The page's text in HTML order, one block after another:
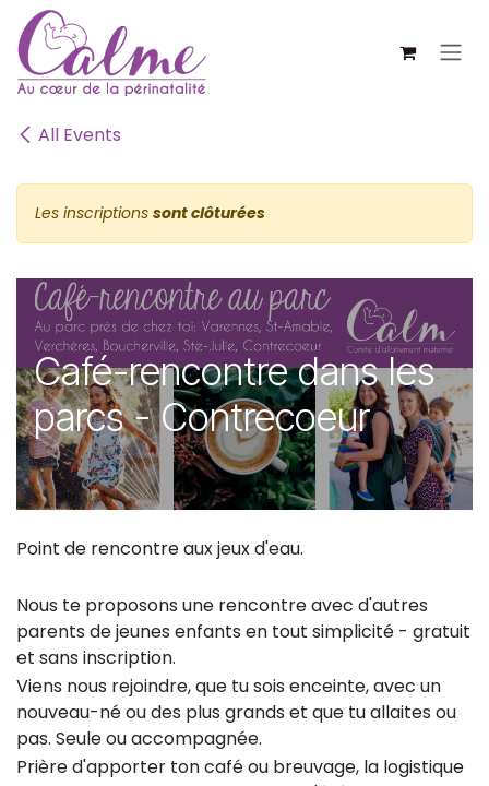
SE RENDRE AU CONTENU
All Events
Les inscriptions sont clôturées
Café-rencontre dans les
parcs - Contrecoeur
Point de rencontre aux jeux d'eau.
Nous te proposons une rencontre avec d'autres
parents de jeunes enfants en tout simplicité - gratuit
et sans inscription.
Viens nous rejoindre, que tu sois enceinte, avec un
nouveau-né ou des plus grands et que tu allaites ou
pas. Seule ou accompagnée.
Prière d'apporter ton café ou breuvage, la logistique